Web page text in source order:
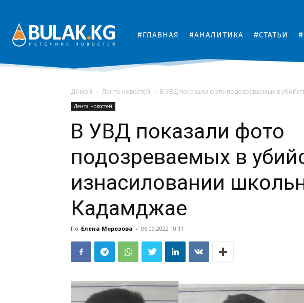
#ГЛАВНАЯ #АНАЛИТИКА #СТАТЬИ
Домой Лента новостей В УВД показали фото подозреваемых в
Лента новостей
В УВД показали фото
подозреваемых в
изнасиловании
Кадамджае
По Елена Морозова - 06.09.2022 10:11